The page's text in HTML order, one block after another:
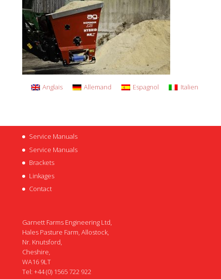
Anglais Allemand Espagnol Italien
Service Manuals
Service Manuals
Brackets
Linkages
Contact
Garnett Farms Engineering Ltd,
Hales Pasture Farm, Allostock,
Nr. Knutsford,
Cheshire,
WA16 9LT
Tel: +44 (0) 1565 722 922